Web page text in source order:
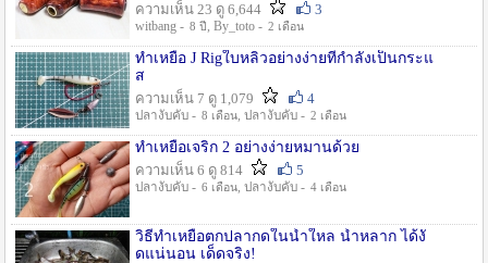
ความเห็น 23 ดู 6,644
3
witbang - 8 ปี , By_toto - 2 เดือน
ทำเหยื่อ J Rigใบหลิวอย่างง่ายที่กำลังเป็นกระแ
ส
ความเห็น 7 ดู 1,079
4
ปลางับคับ - 8 เดือน, ปลางับคับ - 2 เดือน
ทำเหยื่อเจริก 2 อย่างง่ายหมานด้วย
ความเห็น 6 ดู 814
5
ปลางับคับ - 6 เดือน, ปลางับคับ - 4 เดือน
วิธีทำเหยื่อตกปลากดในน้ำใหล น้ำหลาก ได้งั
ดแน่นอน เด็ดจริง!